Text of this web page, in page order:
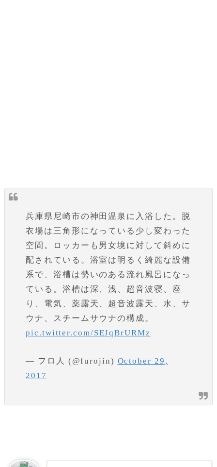
兵庫県尼崎市の神田温泉に入浴した。脱
衣場は三角形になっている少し変わった
空間。ロッカーも男女境に対して斜めに
配されている。浴室は明るく綺麗な設備
系で、浴槽は勢いのある流れ風呂になっ
ている。浴槽は深、浅、超音波寝、座
り、電気、薬露天、超音波露天、水、サ
ウナ、スチームサウナの構成。
pic.twitter.com/SEJqBrURMz
— フロ人 (@furojin) October 29,
2017